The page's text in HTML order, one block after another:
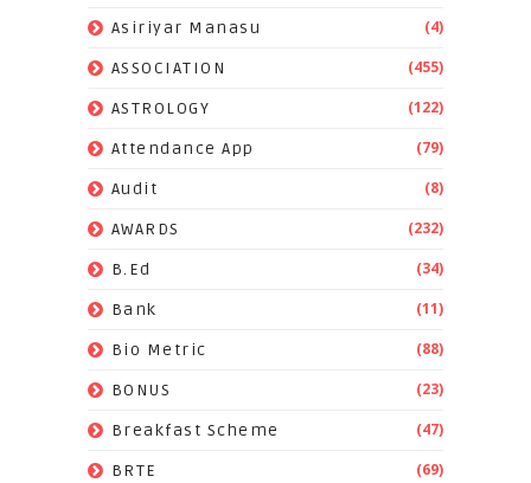
Asiriyar Manasu (4)
ASSOCIATION (455)
ASTROLOGY (122)
Attendance App (79)
Audit (8)
AWARDS (232)
B.Ed (34)
Bank (11)
Bio Metric (88)
BONUS (23)
Breakfast Scheme (47)
BRTE (69)